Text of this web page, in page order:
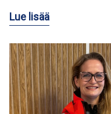
Lue lisää